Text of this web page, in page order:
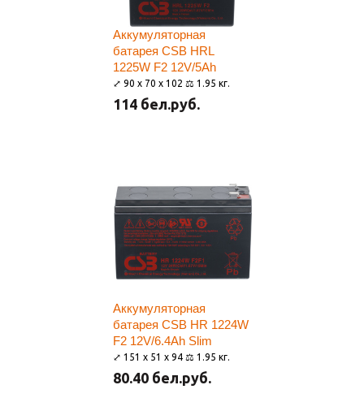
Аккумуляторная
батарея CSB HRL
1225W F2 12V/5Ah
⤢ 90 x 70 x 102 ⚖ 1.95 кг.
114 бел.руб.
Аккумуляторная
батарея CSB HR 1224W
F2 12V/6.4Ah Slim
⤢ 151 x 51 x 94 ⚖ 1.95 кг.
80.40 бел.руб.